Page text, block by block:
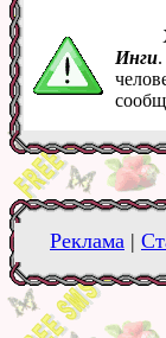
Инги
Реклама |